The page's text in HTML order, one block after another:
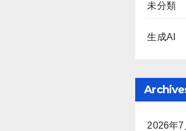
未分類
生成AI
2026年7